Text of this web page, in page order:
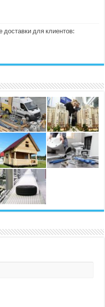
доставки для клиентов: